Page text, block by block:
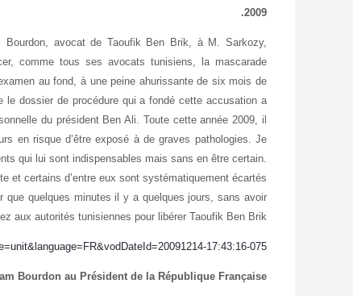
2009.
avocat de Taoufik Ben Brik, à M. Sarkozy,
comme tous ses avocats tunisiens, la mascarade
au fond, à une peine ahurissante de six mois de
dossier de procédure qui a fondé cette accusation a
du président Ben Ali. Toute cette année 2009, il
en risque d’être exposé à de graves pathologies. Je
qui lui sont indispensables mais sans en être certain.
et certains d’entre eux sont systématiquement écartés
que quelques minutes il y a quelques jours, sans avoir
aux autorités tunisiennes pour libérer Taoufik Ben Brik.
17:43:16-075
Bourdon au Président de la République Française.